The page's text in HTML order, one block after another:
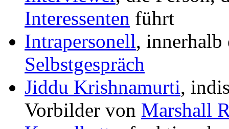
Interessenten führt
Intrapersonell, innerhalb
Selbstgespräch
Jiddu Krishnamurti,
Vorbilder von Marshall